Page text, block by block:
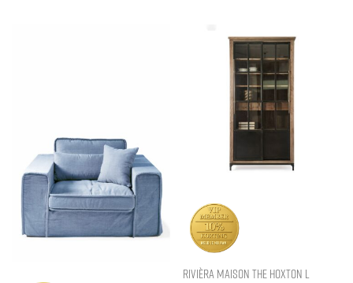
Rivièra Maison The Hoxton L